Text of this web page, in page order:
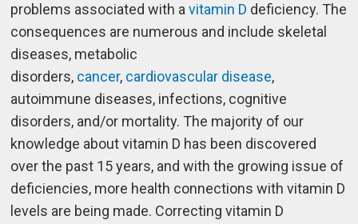
problems associated with avitamin D deficiency. The
consequences are numerous and include skeletal
diseases, metabolic
disorders, cancer, cardiovascular disease,
autoimmune diseases, infections, cognitive
disorders, and/or mortality. The majority of our
knowledge about vitamin D has been discovered
over the past 15 years, and with the growing issue of
deficiencies, more health connections with vitamin D
levels are being made. Correcting vitamin D